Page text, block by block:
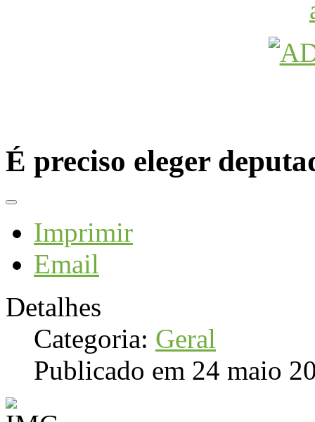
É preciso eleger
Imprimir
Email
Detalhes
Categoria: Geral
Publicado em 24 maio